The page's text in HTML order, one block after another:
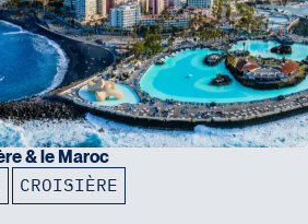
& le Maroc
CROISIÈRE